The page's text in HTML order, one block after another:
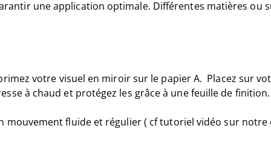
une application optimale. Différentes matières ou
votre visuel en miroir sur le papier A. Placez sur
à chaud et protégez les grâce à une feuille de
mouvement fluide et régulier ( cf tutoriel vidéo sur notre